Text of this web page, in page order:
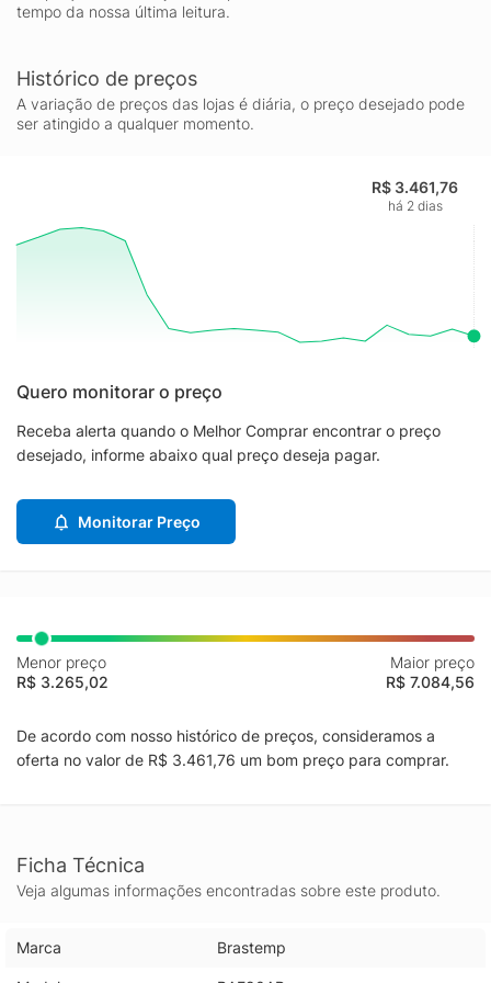
tempo da nossa última leitura.
Histórico de preços
A variação de preços das lojas é diária, o preço desejado pode
ser atingido a qualquer momento.
R$ 3.461,76
há 2 dias
Quero monitorar o preço
Receba alerta quando o Melhor Comprar encontrar o preço
desejado, informe abaixo qual preço deseja pagar.
Monitorar Preço
Menor preço
R$ 3.265,02
Maior preço
R$ 7.084,56
De acordo com nosso histórico de preços, consideramos a
oferta no valor de R$ 3.461,76 um bom preço para comprar.
Ficha Técnica
Veja algumas informações encontradas sobre este produto.
Marca Brastemp